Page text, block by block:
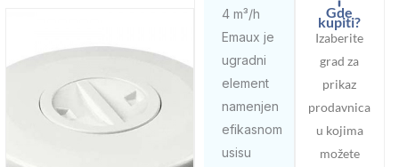
4 m³/h
Emaux je
ugradni
element
namenjen
efikasnom
usisu
Gde
kupiti?
Izaberite
grad za
prikaz
prodavnica
u kojima
možete